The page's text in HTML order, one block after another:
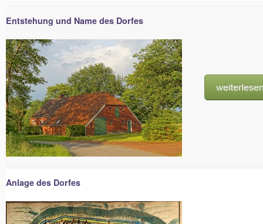
Entstehung und Name des Dorfes
Anlage des Dorfes